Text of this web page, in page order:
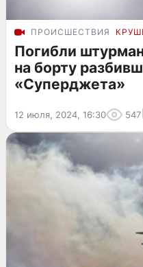
ПРОИСШЕСТВИЯ
Погибли
на борту
«Суперджета»
12 июля, 2024, 16:30 547